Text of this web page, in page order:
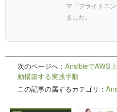
マ「フライトエ
ました。
次のページへ：AnsibleでAWS
動構築する実践手順
この記事の属するカテゴリ：